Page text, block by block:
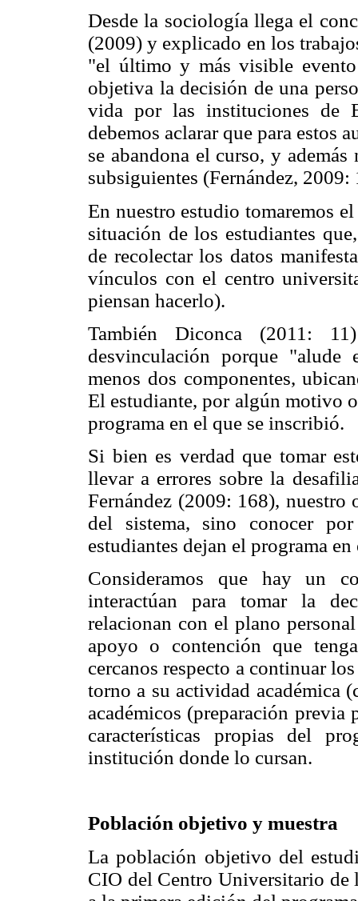
Desde la sociología llega el
(2009) y explicado en los
"el último y más visible
objetiva la decisión de una
vida por las instituciones de
debemos aclarar que para estos
se abandona el curso, y
subsiguientes (Fernández,
En nuestro estudio tomaremos
situación de los estudiantes
de recolectar los datos
vínculos con el centro
piensan hacerlo).
También Diconca (2011:
desvinculación porque
menos dos componentes,
El estudiante, por algún motivo
programa en el que se inscribió.
Si bien es verdad que tomar
llevar a errores sobre la
Fernández (2009: 168),
del sistema, sino conocer
estudiantes dejan el programa
Consideramos que hay un
interactúan para tomar la
relacionan con el plano
apoyo o contención que
cercanos respecto a continuar
torno a su actividad académica
académicos (preparación
características propias del
institución donde lo cursan.
Población objetivo y muestra
La población objetivo del
CIO del Centro Universitario de